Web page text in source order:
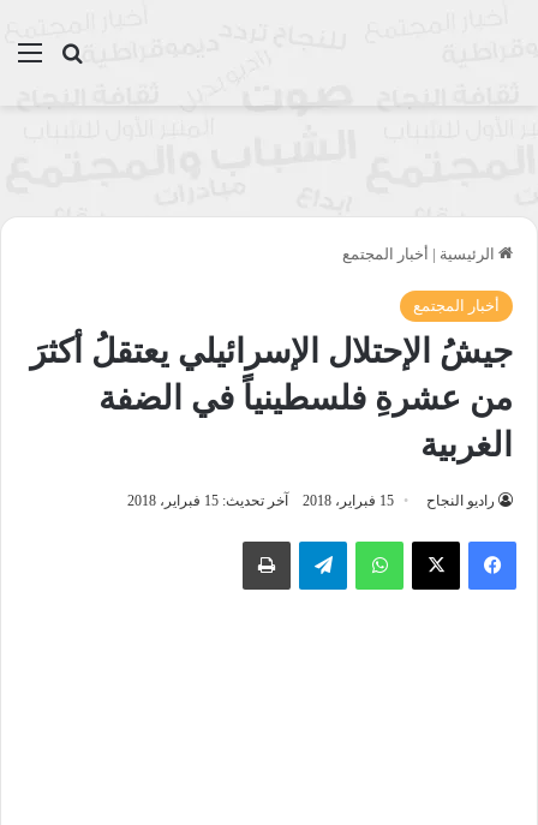
بحث
الرئيسية | أخبار المجتمع
أخبار المجتمع
جيشُ الإحتلال الإسرائيلي يعتقلُ أكثرَ
من عشرةِ فلسطينياً في الضفة
الغربية
راديو النجاح 15 فبراير، 2018 آخر تحديث: 15 فبراير، 2018
واتساب تيلقرام طباعة